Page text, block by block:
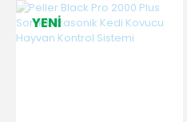
YENİ